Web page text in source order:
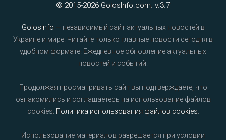
© 2015-2026 GolosInfo.com. v.3.7
GolosInfo — независимый сайт актуальных новостей в
Украине и мире. Читайте только главные новости сегодня в
удобном формате. Ежедневное обновление актуальных
новостей и событий.
Продолжая просматривать сайт вы подтверждаете, что
ознакомились и соглашаетесь на использование файлов
cookies. Политика использования файлов cookies
Использование материалов разрешается при условии